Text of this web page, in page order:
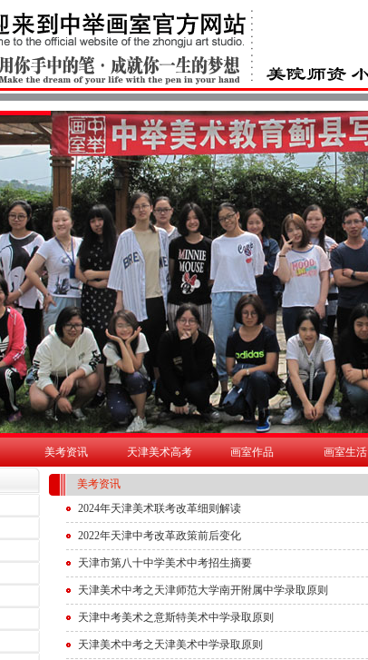
美考资讯 天津美术高考 画室作品 画室生活
美考资讯
2024年天津美术联考改革细则解读
2022年天津中考改革政策前后变化
天津市第八十中学美术中考招生摘要
天津美术中考之天津师范大学南开附属中学录取原则
天津中考美术之意斯特美术中学录取原则
天津美术中考之天津美术中学录取原则